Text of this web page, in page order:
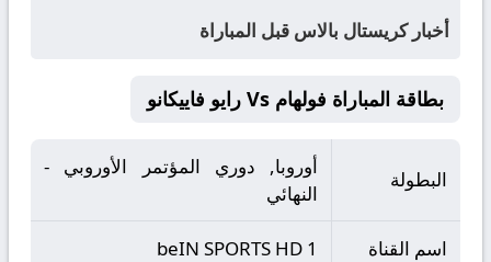
أخبار كريستال بالاس قبل المباراة
بطاقة المباراة فولهام Vs رايو فاييكانو
البطولة
أوروبا, دوري المؤتمر الأوروبي -
النهائي
اسم القناة beIN SPORTS HD 1